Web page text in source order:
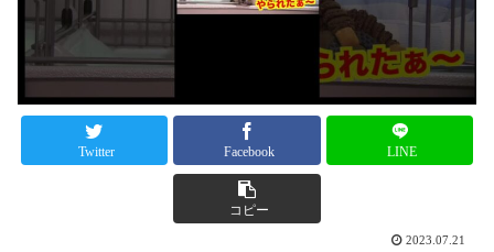
Twitter Facebook LINE
コピー
2023.07.21